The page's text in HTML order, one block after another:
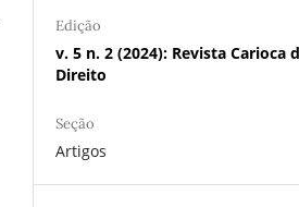
Edição
v. 5 n. 2 (2024): Revista Carioca
Direito
Seção
Artigos